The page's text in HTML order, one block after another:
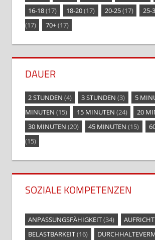
16-18(17) 18-20(17) 20-25(17) 25-
(17)
70+(17)
DAUER
2 STUNDEN (4) 3 STUNDEN (3) 5
MINUTEN (15) 15 MINUTEN (24) 20
30 MINUTEN (20) 45 MINUTEN (15)
(15)
SOZIALE KOMPETENZEN
ANPASSUNGSFÄHIGKEIT(34)
BELASTBARKEIT(16)